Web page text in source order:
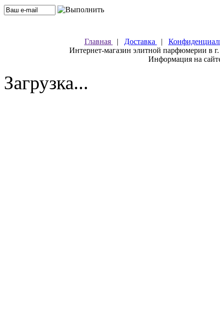
Главная | Доставка |
Интернет-магазин элитной парфюмерии в
Информация на
Загрузка...